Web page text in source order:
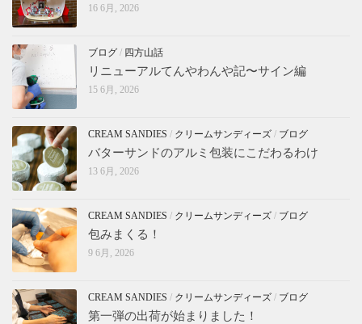
16 6月, 2026
ブログ / 四方山話
リニューアルてんやわんや記〜サイン編
15 6月, 2026
CREAM SANDIES / クリームサンディーズ / ブログ
バターサンドのアルミ包装にこだわるわけ
13 6月, 2026
CREAM SANDIES / クリームサンディーズ / ブログ
包みまくる！
9 6月, 2026
CREAM SANDIES / クリームサンディーズ / ブログ
第一弾の出荷が始まりました！